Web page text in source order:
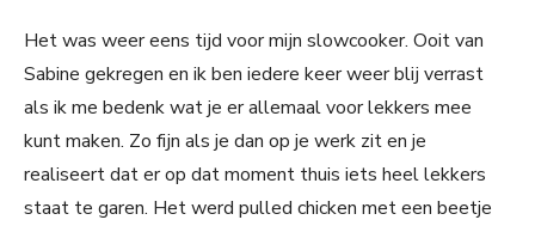
Het was weer eens tijd voor mijn slowcooker. Ooit van
Sabine gekregen en ik ben iedere keer weer blij verrast
als ik me bedenk wat je er allemaal voor lekkers mee
kunt maken. Zo fijn als je dan op je werk zit en je
realiseert dat er op dat moment thuis iets heel lekkers
staat te garen. Het werd pulled chicken met een beetje